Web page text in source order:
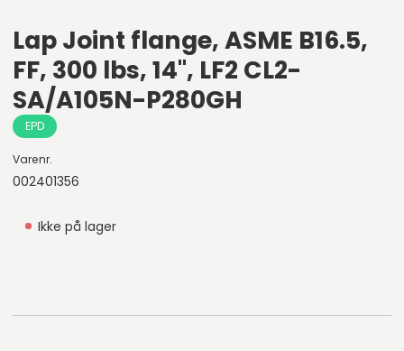
Lap Joint flange, ASME B16.5,
FF, 300 lbs, 14", LF2 CL2-
SA/A105N-P280GH
EPD
Varenr.
002401356
Ikke på lager